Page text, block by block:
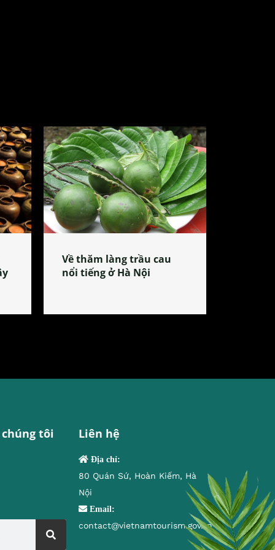
Về thăm làng trầu cau
nổi tiếng ở Hà Nội
tôi Liên hệ
Địa chỉ:
80 Quán Sứ, Hoàn Kiếm, Hà
Nội
Email:
contact@vietnamtourism.gov.vn